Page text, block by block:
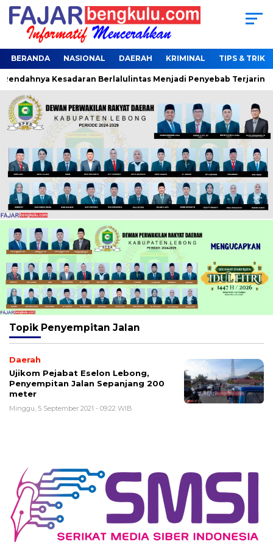
BERANDA NASIONAL DAERAH KRIMINAL TIPS & TRIK
Kesadaran Berlalulintas Menjadi Penyebab Terjaring
Topik Penyempitan Jalan
Daerah
Ujikom Pejabat Eselon Lebong,
Penyempitan Jalan Sepanjang 200
meter
Minggu, 5 September 2021 - 09:22 WIB